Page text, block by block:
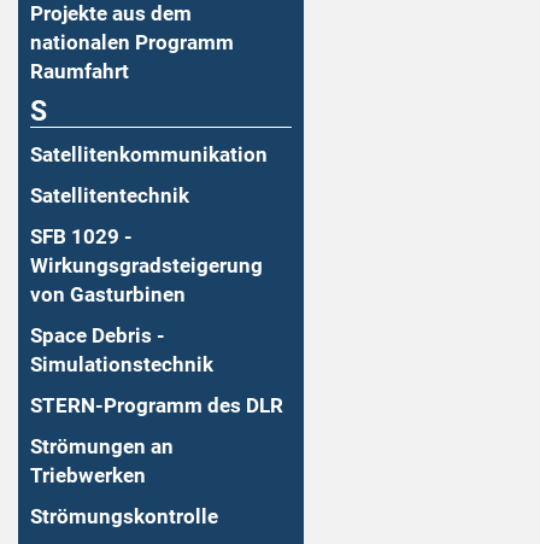
Projekte aus dem
nationalen Programm
Raumfahrt
S
Satellitenkommunikation
Satellitentechnik
SFB 1029 -
Wirkungsgradsteigerung
von Gasturbinen
Space Debris -
Simulationstechnik
STERN-Programm des DLR
Strömungen an
Triebwerken
Strömungskontrolle